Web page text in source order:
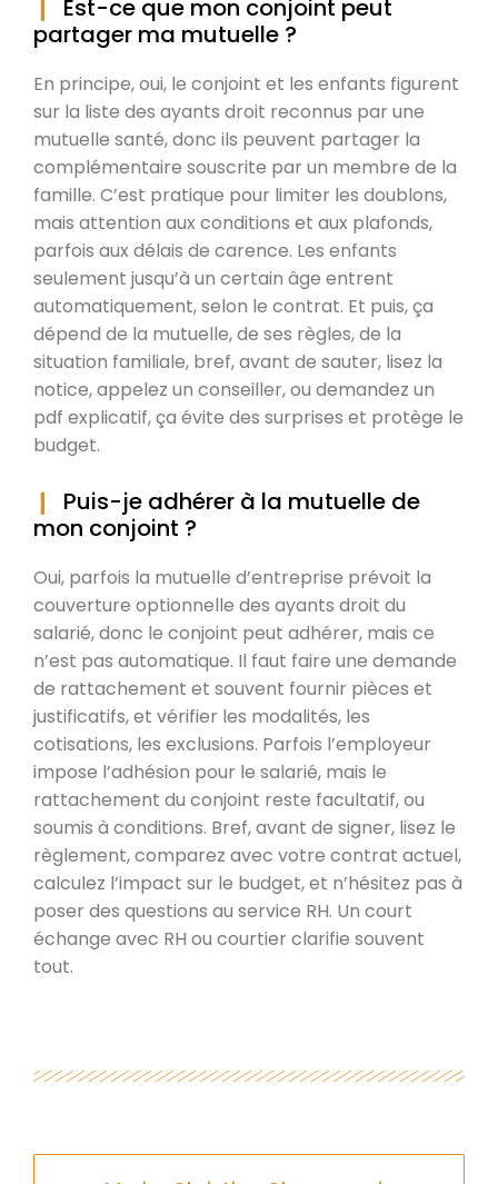
Est-ce que mon conjoint peut
partager ma mutuelle ?
En principe, oui, le conjoint et les enfants figurent
sur la liste des ayants droit reconnus par une
mutuelle santé, donc ils peuvent partager la
complémentaire souscrite par un membre de la
famille. C’est pratique pour limiter les doublons,
mais attention aux conditions et aux plafonds,
parfois aux délais de carence. Les enfants
seulement jusqu’à un certain âge entrent
automatiquement, selon le contrat. Et puis, ça
dépend de la mutuelle, de ses règles, de la
situation familiale, bref, avant de sauter, lisez la
notice, appelez un conseiller, ou demandez un
pdf explicatif, ça évite des surprises et protège le
budget.
Puis-je adhérer à la mutuelle de
mon conjoint ?
Oui, parfois la mutuelle d’entreprise prévoit la
couverture optionnelle des ayants droit du
salarié, donc le conjoint peut adhérer, mais ce
n’est pas automatique. Il faut faire une demande
de rattachement et souvent fournir pièces et
justificatifs, et vérifier les modalités, les
cotisations, les exclusions. Parfois l’employeur
impose l’adhésion pour le salarié, mais le
rattachement du conjoint reste facultatif, ou
soumis à conditions. Bref, avant de signer, lisez le
règlement, comparez avec votre contrat actuel,
calculez l’impact sur le budget, et n’hésitez pas à
poser des questions au service RH. Un court
échange avec RH ou courtier clarifie souvent
tout.